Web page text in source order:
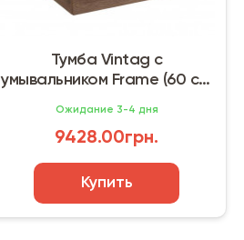
Тумба Vintag с
умывальником Frame (60 см)
Ожидание 3-4 дня
9428.00грн.
Купить